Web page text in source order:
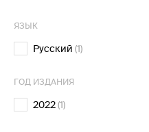
ЯЗЫК
Русский (1)
ГОД ИЗДАНИЯ
2022(1)